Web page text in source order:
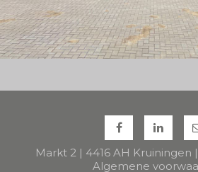
Markt 2 | 4416 AH Kruiningen |
Algemene